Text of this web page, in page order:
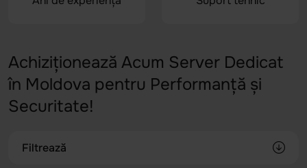
Achiziționează Acum Server Dedicat
în Moldova pentru Performanță și
Securitate!
Filtrează